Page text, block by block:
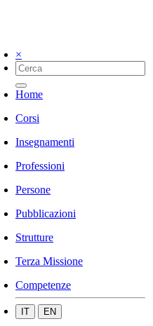
×
Home
Corsi
Insegnamenti
Professioni
Persone
Pubblicazioni
Strutture
Terza Missione
Competenze
IT EN